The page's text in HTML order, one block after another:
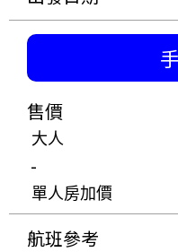
售價
大人
-
單人房加價
航班參考